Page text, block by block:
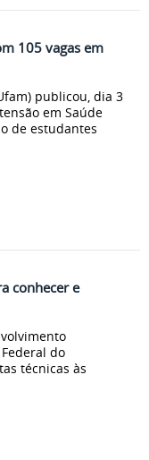
105 vagas em
publicou, dia 3
em Saúde
de estudantes
conhecer e
do
técnicas às